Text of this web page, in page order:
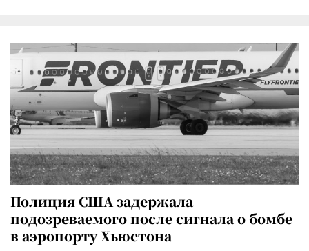
Полиция США задержала
подозреваемого после сигнала о бомбе
в аэропорту Хьюстона